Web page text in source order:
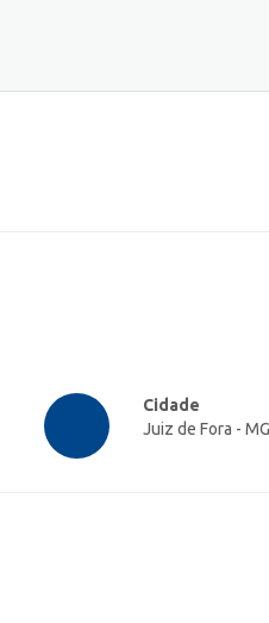
Cidade
Juiz de Fora - MG